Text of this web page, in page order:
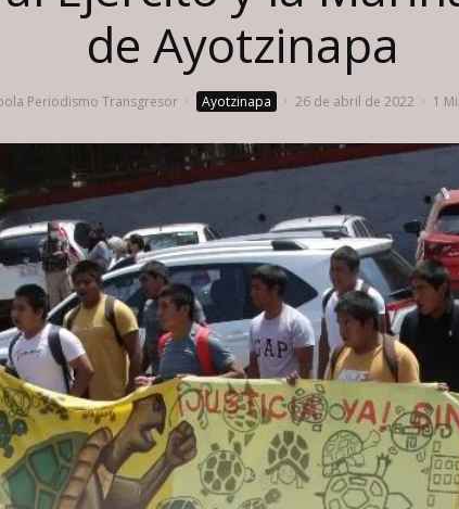
de Ayotzinapa
Periodismo Transgresor · Ayotzinapa · 26 de abril de 2022 · 1